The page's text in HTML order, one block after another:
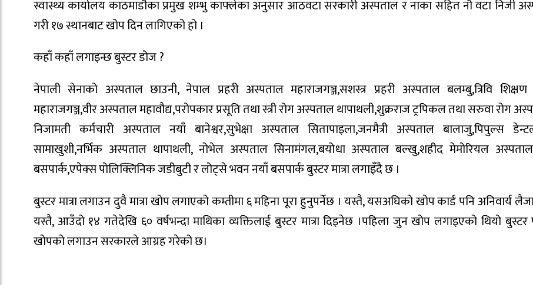
स्वास्थ्य कार्यालय काठमाडौका प्रमुख शम्भु काफ्लेका अनुसार आठवटा सरकारी अस्पताल र नाका सहित नाै वटा निजी
गरी १७ स्थानबाट खोप दिन लागिएको हो ।
कहाँ कहाँ लगाइन्छ बुस्टर डोज ?
नेपाली सेनाको अस्पताल छाउनी, नेपाल प्रहरी अस्पताल महाराजगञ्ज,सशस्त्र प्रहरी अस्पताल बलम्बु,त्रिवि
महाराजगञ्ज,वीर अस्पताल महावौद्य,परोपकार प्रसूति तथा स्त्री रोग अस्पताल थापाथली,शुक्रराज ट्रपिकल तथा सरुवा रोग
निजामती कर्मचारी अस्पताल नयाँ बानेश्वर,सुभेक्षा अस्पताल सितापाइला,जनमैत्री अस्पताल बालाजु,पिपुल्स
सामाखुशी,नर्भिक अस्पताल थापाथली, नोभेल अस्पताल सिनामंगल,बयोधा अस्पताल बल्खु,शहीद मेमोरियल
बसपार्क,एपेक्स पोलिक्लिनिक जडीबुटी र लोट्से भवन नयाँ बसपार्क बुस्टर मात्रा लगाइँदै छ ।
बुस्टर मात्रा लगाउन दुवै मात्रा खोप लगाएको कम्तीमा ६ महिना पूरा हुनुपर्नेछ । यस्तै, यसअघिको खोप कार्ड पनि अनिवार्य
यस्तै, आउँदो १४ गतेदेखि ६० वर्षभन्दा माथिका व्यक्तिलाई बुस्टर मात्रा दिइनेछ ।पहिला जुन खोप लगाइएको थियो बुस्टर
खोपको लगाउन सरकारले आग्रह गरेको छ।